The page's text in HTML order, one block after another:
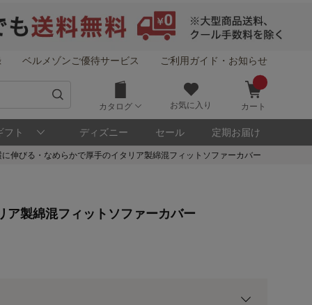
ベルメゾンご優待サービス ご利用ガイド・お知らせ
カタログ お気に入り カート
フト ディズニー セール 定期お届け
に伸びる・なめらかで厚手のイタリア製綿混フィットソファーカバー
ア製綿混フィットソファーカバー